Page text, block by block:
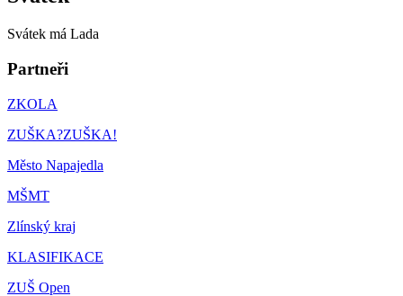
Svátek má Lada
Partneři
ZKOLA
ZUŠKA?ZUŠKA!
Město Napajedla
MŠMT
Zlínský kraj
KLASIFIKACE
ZUŠ Open